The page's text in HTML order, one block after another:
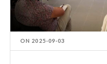
ON 2025-09-03